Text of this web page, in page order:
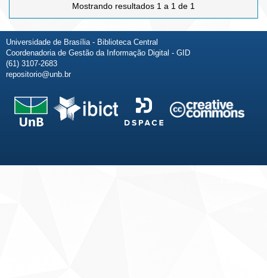
Mostrando resultados 1 a 1 de 1
Universidade de Brasília - Biblioteca Central
Coordenadoria de Gestão da Informação Digital - GID
(61) 3107-2683
repositorio@unb.br